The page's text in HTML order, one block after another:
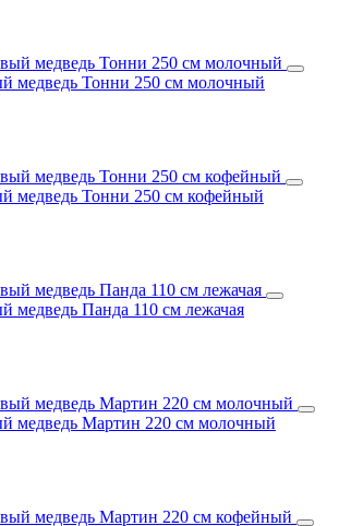
медведь Тонни 250 см молочный
медведь Тонни 250 см кофейный
Панда 110 см лежачая
медведь Мартин 220 см молочный